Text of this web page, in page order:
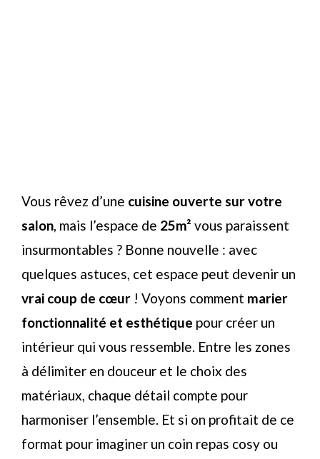
Vous rêvez d’une cuisine ouverte sur votre
salon, mais l’espace de 25m² vous paraissent
insurmontables ? Bonne nouvelle : avec
quelques astuces, cet espace peut devenir un
vrai coup de cœur ! Voyons comment marier
fonctionnalité et esthétique pour créer un
intérieur qui vous ressemble. Entre les zones
à délimiter en douceur et le choix des
matériaux, chaque détail compte pour
harmoniser l’ensemble. Et si on profitait de ce
format pour imaginer un coin repas cosy ou